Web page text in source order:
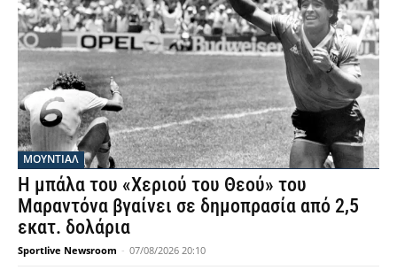
ΜΟΥΝΤΙΆΛ
Η μπάλα του «Χεριού του Θεού» του
Μαραντόνα βγαίνει σε δημοπρασία από 2,5
εκατ. δολάρια
Sportlive Newsroom - 07/08/2026 20:10